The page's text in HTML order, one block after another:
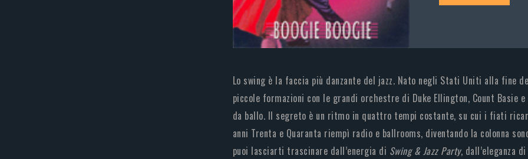
Lo swing è la faccia più danzante del jazz. Nato negli Stati Uniti alla fine
piccole formazioni con le grandi orchestre di Duke Ellington, Count Basie
da ballo. Il segreto è un ritmo in quattro tempi costante, su cui i fiati
anni Trenta e Quaranta riempì radio e ballrooms, diventando la colonna
puoi lasciarti trascinare dall’energia di Swing & Jazz Party, dall’eleganza di